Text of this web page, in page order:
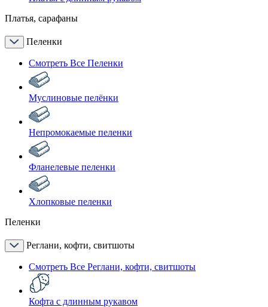
Платья, сарафаны
Пеленки
Смотреть Все Пеленки
Муслиновые пелёнки
Непромокаемые пеленки
Фланелевые пеленки
Хлопковые пеленки
Пеленки
Реглани, кофти, свитшоты
Смотреть Все Реглани, кофти, свитшоты
Кофта с длинным рукавом